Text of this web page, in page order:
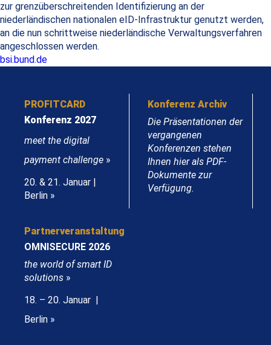
zur grenzüberschreitenden Identifizierung an der
niederländischen nationalen eID-Infrastruktur genutzt werden,
an die nun schrittweise niederländische Verwaltungsverfahren
angeschlossen werden.
bsi.bund.de
PROFITCARD
Konferenz 2027
meet the digital
payment challenge »
20. & 21. Januar |
Berlin »
Konferenz Archiv
Die Präsentationen der
vergangenen
Konferenzen stehen
Ihnen hier als PDF-
Dokumente zur
Verfügung.
Partnerveranstaltung
OMNISECURE 2026
the world of smart ID
solutions »
18. – 20. Januar |
Berlin »